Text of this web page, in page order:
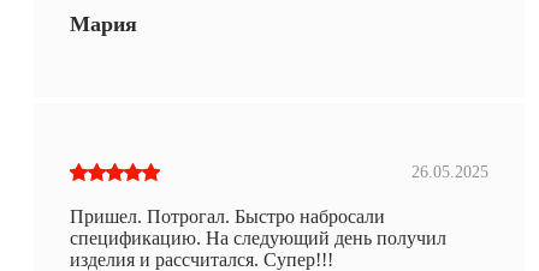
Мария
26.05.2025
Пришел. Потрогал. Быстро набросали
спецификацию. На следующий день получил
изделия и рассчитался. Супер!!!